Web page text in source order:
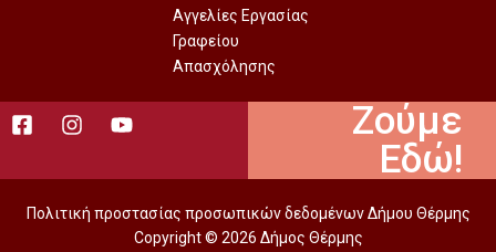
Αγγελίες Εργασίας
Γραφείου
Απασχόλησης
Ζούμε
Εδώ!
Πολιτική προστασίας προσωπικών δεδομένων Δήμου Θέρμης
Copyright © 2026 Δήμος Θέρμης